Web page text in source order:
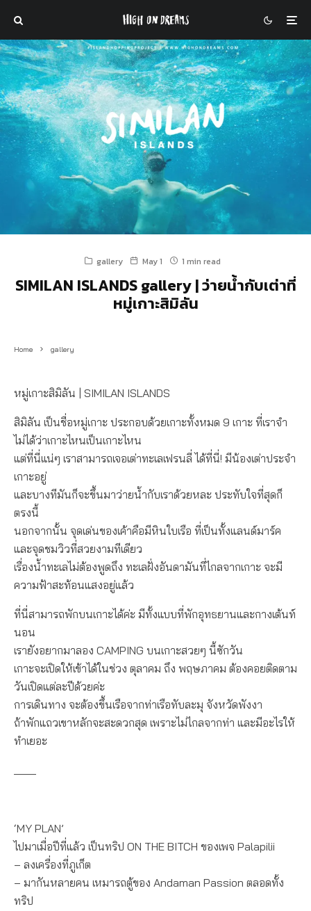
gallery May 1 1 min read
SIMILAN ISLANDS gallery | ว่ายน้ำกับเต่าที่
หมู่เกาะสิมิลัน
Home gallery
หมู่เกาะสิมิลัน | SIMILAN ISLANDS
สิมิลัน เป็นชื่อหมู่เกาะ ประกอบด้วยเกาะทั้งหมด 9 เกาะ ที่เราจำ
ไม่ได้ว่าเกาะไหนเป็นเกาะไหน
แต่ที่นี่แน่ๆ เราสามารถเจอเต่าทะเลเฟรนลี่ ได้ที่นี่! มีน้องเต่าประจำ
เกาะอยู่
และบางทีมันก็จะขึ้นมาว่ายน้ำกับเราด้วยหละ ประทับใจที่สุดก็
ตรงนี้
นอกจากนั้น จุดเด่นของเค้าคือมีหินใบเรือ ที่เป็นทั้งแลนด์มาร์ค
และจุดชมวิวที่สวยงามทีเดียว
เรื่องน้ำทะเลไม่ต้องพูดถึง ทะเลฝั่งอันดามันที่ไกลจากเกาะ จะมี
ความฟ้าสะท้อนแสงอยู่แล้ว
ที่นี่สามารถพักบนเกาะได้ค่ะ มีทั้งแบบที่พักอุทธยานและกางเต้นท์
นอน
เรายังอยากมาลอง CAMPING บนเกาะสวยๆ นี้ซักวัน
เกาะจะเปิดให้เข้าได้ในช่วง ตุลาคม ถึง พฤษภาคม ต้องคอยติดตาม
วันเปิดแต่ละปีด้วยค่ะ
การเดินทาง จะต้องขึ้นเรือจากท่าเรือทับละมุ จังหวัดพังงา
ถ้าพักแถวเขาหลักจะสะดวกสุด เพราะไม่ไกลจากท่า และมีอะไรให้
ทำเยอะ
‘MY PLAN’
ไปมาเมื่อปีที่แล้ว เป็นทริป ON THE BITCH ของเพจ Palapilii
– ลงเครื่องที่ภูเก็ต
– มากันหลายคน เหมารถตู้ของ Andaman Passion ตลอดทั้ง
ทริป